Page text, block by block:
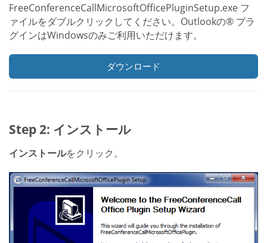
FreeConferenceCallMicrosoftOfficePluginSetup.exe フ
ァイルをダブルクリックしてください。Outlookの® プラ
グインはWindowsのみご利用いただけます。
ダウンロード
Step 2: インストール
インストールをクリック。